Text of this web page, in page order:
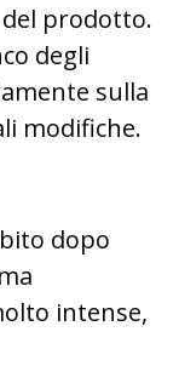
prodotto.
degli
sulla
modifiche.
dopo
intense,